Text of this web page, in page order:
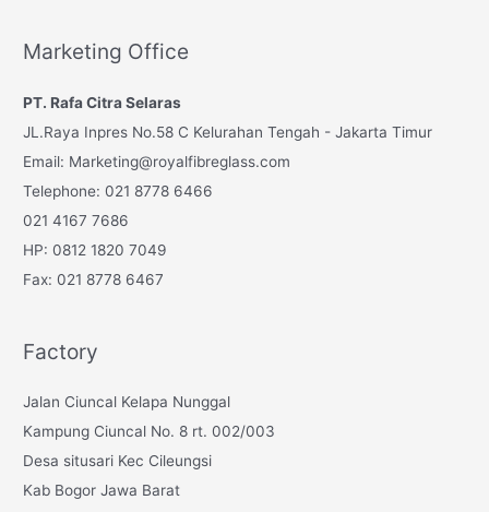
r
h
f
o
r
:
Marketing Office
PT. Rafa Citra Selaras
JL.Raya Inpres No.58 C Kelurahan Tengah - Jakarta Timur
Email: Marketing@royalfibreglass.com
Telephone: 021 8778 6466
021 4167 7686
HP: 0812 1820 7049
Fax: 021 8778 6467
Factory
Jalan Ciuncal Kelapa Nunggal
Kampung Ciuncal No. 8 rt. 002/003
Desa situsari Kec Cileungsi
Kab Bogor Jawa Barat